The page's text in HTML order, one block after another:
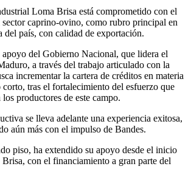
Loma Brisa está comprometido con el
caprino-ovino, como rubro principal en
del país, con calidad de exportación.
del Gobierno Nacional, que lidera el
a través del trabajo articulado con la
incrementar la cartera de créditos en materia
tras el fortalecimiento del esfuerzo que
productores de este campo.
se lleva adelante una experiencia exitosa,
aún más con el impulso de Bandes.
piso, ha extendido su apoyo desde el inicio
con el financiamiento a gran parte del